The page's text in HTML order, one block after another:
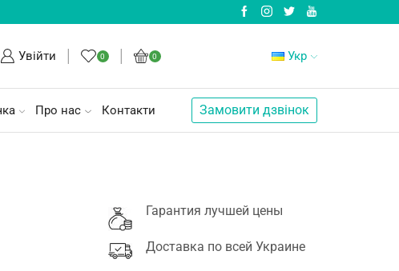
Увійти 0 0 Укр
Про нас Контакти Замовити дзвінок
Гарантия лучшей цены
Доставка по всей Украине